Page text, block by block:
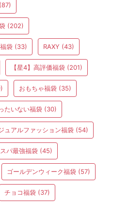
(87)
(202)
袋 (33) RAXY (43)
【星4】高評価福袋 (201)
おもちゃ福袋 (35)
たいない福袋 (30)
ュアルファッション福袋 (54)
パ最強福袋 (45)
ゴールデンウィーク福袋 (57)
チョコ福袋 (37)